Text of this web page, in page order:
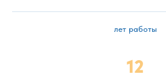
лет работы
12